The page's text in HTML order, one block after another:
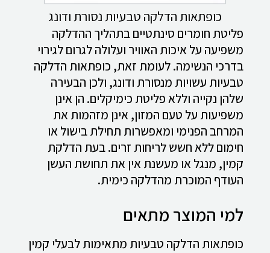
כופתאות הדלקה טבעיות נסורת ודונג
פליטת חומרים סינתטיים בתהליך ההדלקה
משפיעה על איכות האוויר ועלולה לגרום לגירוי
בדרכי הנשימה. לעומת זאת, כופתאות הדלקה
טבעיות עשויות מנסורת ודונג, ולכן הבעירה
שלהן נקייה וללא פליטת כימיקלים. הן אינן
משפיעות על טעם המזון, אינן מזהמות את
המרחב הפנימי ומאפשרות תחילת בישול או
חימום ללא חשש לריחות זרים. בעת הדלקת
קמין, מנגל או מעשנת אין את תחושת העשן
העודף המוכרת מהדלקה כימית.
למי המוצר מתאים
כופתאות הדלקה טבעיות מתאימות לבעלי קמין